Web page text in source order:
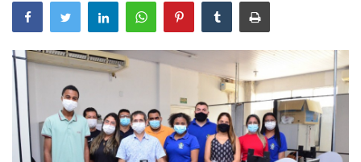
Vídeos
Webmail
Contato